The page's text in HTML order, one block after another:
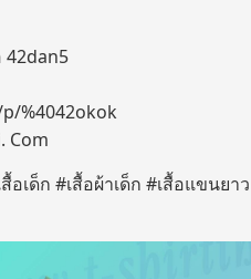
42dan5
%4042okok
Com
สื้อเด็ก #เสื้อผ้าเด็ก #เสื้อแข